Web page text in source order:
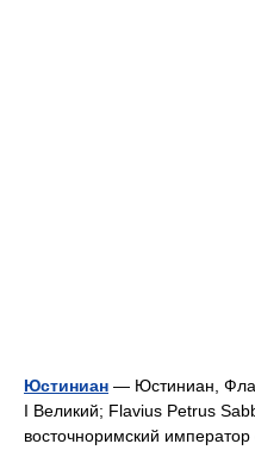
Юстиниан — Юстиниан,
I Великий; Flavius Petrus
восточноримский